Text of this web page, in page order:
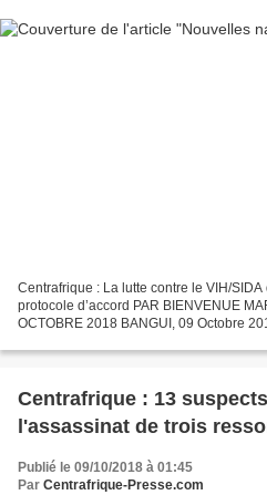
Centrafrique : La lutte contre le VIH/
protocole d’accord PAR BIENVENUE
OCTOBRE 2018 BANGUI, 09 Octobre
Centrafrique : 13
l'assassinat de trois
Publié le 09/10/2018 à 01:45
Par Centrafrique-Presse.com